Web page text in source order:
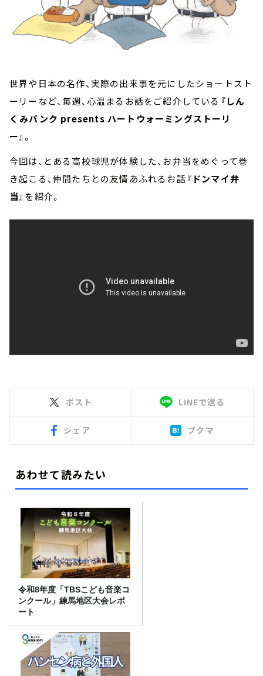
世界や日本の名作、実際の出来事を元にしたショートスト
ーリーなど、毎週、心温まるお話をご紹介している 『しん
くみバンク presents ハートウォーミングストーリ
ー』。
今回は、とある高校球児が体験した、お弁当をめぐって巻
き起こる、仲間たちとの友情あふれるお話『ドンマイ弁
当』 を紹介。
ポスト LINEで送る
シェア ブクマ
あわせて読みたい
令和8年度「TBSこども音楽コ
ンクール」練馬地区大会レポ
ート